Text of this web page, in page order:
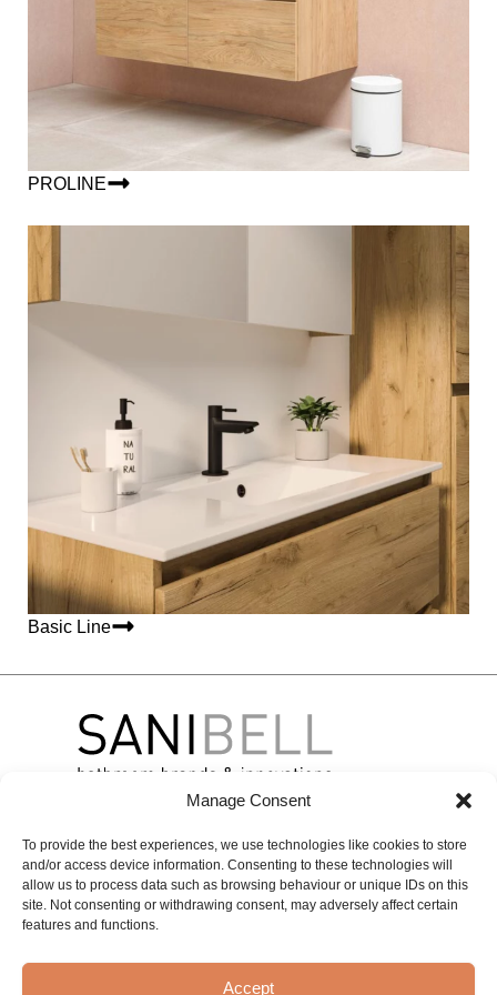
Manage Consent
To provide the best experiences, we use technologies like cookies to store
and/or access device information. Consenting to these technologies will
allow us to process data such as browsing behaviour or unique IDs on this
site. Not consenting or withdrawing consent, may adversely affect certain
features and functions.
Accept
PROLINE
Basic Line
Over
Sanibell
Projecten
geschiedenis
Merken
BLISSBASIC LINE
Online
Private
Contact
Contactgegevens
Experience &